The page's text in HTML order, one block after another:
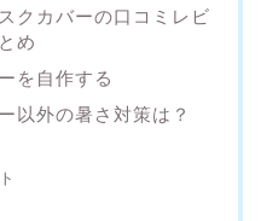
クカバーの口コミレビ
め
を自作する
以外の暑さ対策は？